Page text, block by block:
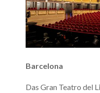
Barcelona
Das Gran Teatro del